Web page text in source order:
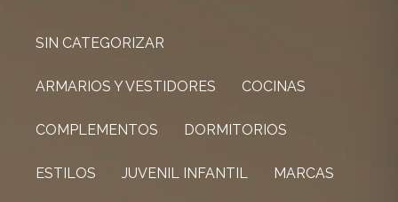
SIN CATEGORIZAR
ARMARIOS Y VESTIDORES COCINAS
COMPLEMENTOS DORMITORIOS
ESTILOS JUVENIL INFANTIL MARCAS